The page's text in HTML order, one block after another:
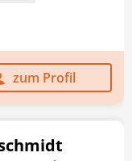
zum Profil